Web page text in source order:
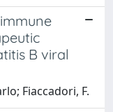
B viral
Fiaccadori, F.